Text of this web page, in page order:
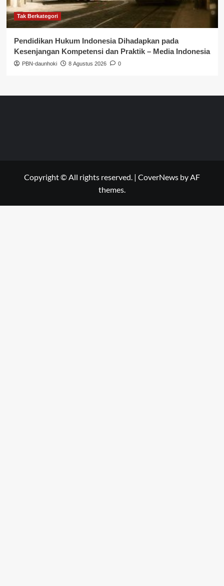
Tak Berkategori
Pendidikan Hukum Indonesia Dihadapkan pada
Kesenjangan Kompetensi dan Praktik – Media Indonesia
PBN-daunhoki 8 Agustus 2026 0
Copyright © All rights reserved. | CoverNews by AF
themes.